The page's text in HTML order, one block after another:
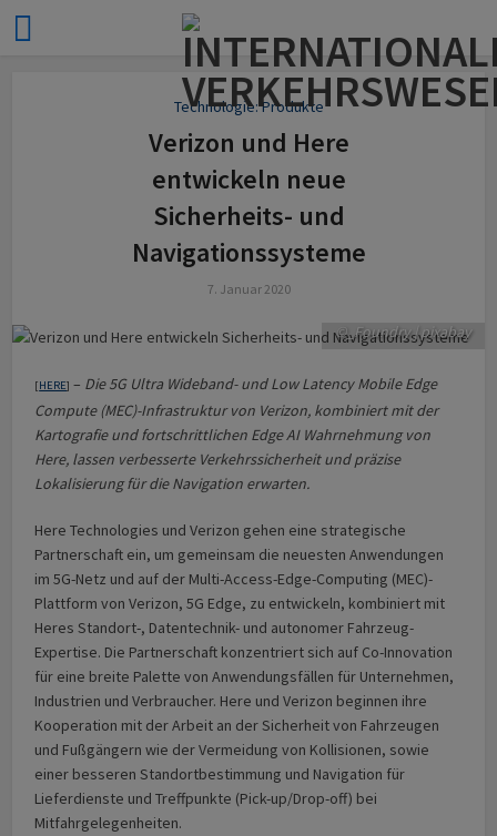
Technologie: Produkte
Verizon und Here
entwickeln neue
Sicherheits- und
Navigationssysteme
7. Januar 2020
©_Foundry | pixabay
[HERE] – Die 5G Ultra Wideband- und Low Latency Mobile Edge
Compute (MEC)-Infrastruktur von Verizon, kombiniert mit der
Kartografie und fortschrittlichen Edge AI Wahrnehmung von
Here, lassen verbesserte Verkehrssicherheit und präzise
Lokalisierung für die Navigation erwarten.
Here Technologies und Verizon gehen eine strategische
Partnerschaft ein, um gemeinsam die neuesten Anwendungen
im 5G-Netz und auf der Multi-Access-Edge-Computing (MEC)-
Plattform von Verizon, 5G Edge, zu entwickeln, kombiniert mit
Heres Standort-, Datentechnik- und autonomer Fahrzeug-
Expertise. Die Partnerschaft konzentriert sich auf Co-Innovation
für eine breite Palette von Anwendungsfällen für Unternehmen,
Industrien und Verbraucher. Here und Verizon beginnen ihre
Kooperation mit der Arbeit an der Sicherheit von Fahrzeugen
und Fußgängern wie der Vermeidung von Kollisionen, sowie
einer besseren Standortbestimmung und Navigation für
Lieferdienste und Treffpunkte (Pick-up/Drop-off) bei
Mitfahrgelegenheiten.